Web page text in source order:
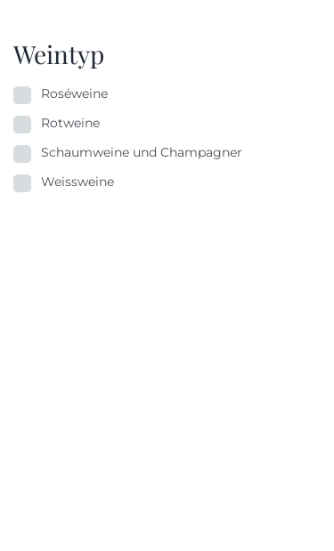
Weintyp
Roséweine
Rotweine
Schaumweine und Champagner
Weissweine